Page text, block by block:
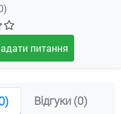
питання
Відгуки (0)